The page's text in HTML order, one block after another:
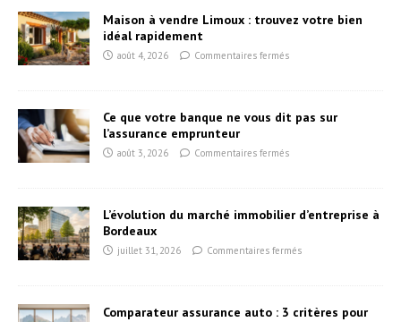
Maison à vendre Limoux : trouvez votre bien
idéal rapidement
août 4, 2026 Commentaires fermés
Ce que votre banque ne vous dit pas sur
l’assurance emprunteur
août 3, 2026 Commentaires fermés
L’évolution du marché immobilier d’entreprise à
Bordeaux
juillet 31, 2026 Commentaires fermés
Comparateur assurance auto : 3 critères pour